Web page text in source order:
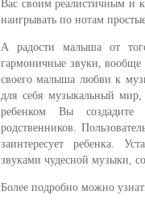
Вас своим реалистичным и
наигрывать по нотам
А радости малыша от
гармоничные звуки, вообще
своего малыша любви к
для себя музыкальный
ребенком Вы создадите
родственников.
заинтересует ребенка.
звуками чудесной музыки,
Более подробно можно